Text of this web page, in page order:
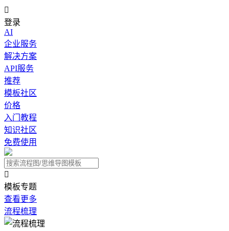

登录
AI
企业服务
解决方案
API服务
推荐
模板社区
价格
入门教程
知识社区
免费使用

模板专题
查看更多
流程梳理